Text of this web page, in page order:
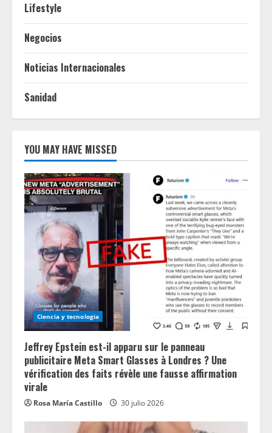
Lifestyle
Negocios
Noticias Internacionales
Sanidad
YOU MAY HAVE MISSED
Ciencia y tecnologia
Jeffrey Epstein est-il apparu sur le panneau
publicitaire Meta Smart Glasses à Londres ? Une
vérification des faits révèle une fausse affirmation
virale
Rosa María Castillo 30 julio 2026